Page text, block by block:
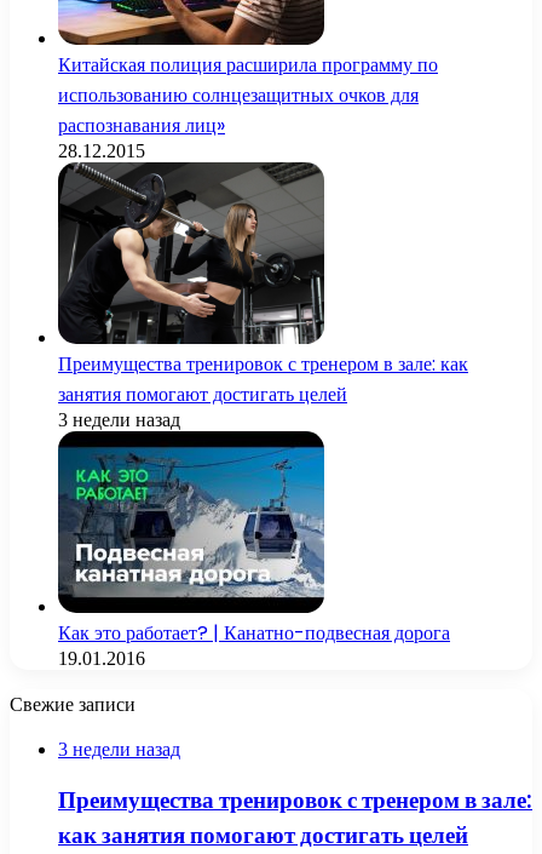
Китайская полиция расширила программу по
использованию солнцезащитных очков для
распознавания лиц»
28.12.2015
Преимущества тренировок с тренером в зале: как
занятия помогают достигать целей
3 недели назад
Как это работает? | Канатно-подвесная дорога
19.01.2016
Свежие записи
3 недели назад
Преимущества тренировок с тренером в зале:
как занятия помогают достигать целей